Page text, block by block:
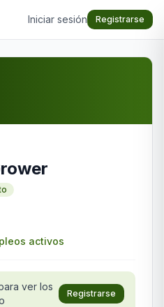
Iniciar sesión Registrarse
activos
ver los
Registrarse